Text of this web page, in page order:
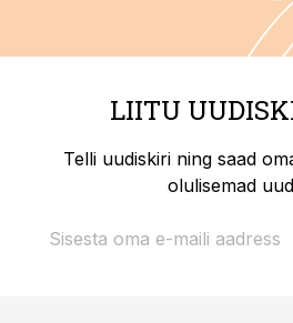
LIITU
Telli uudiskiri ning saad
olulisemad